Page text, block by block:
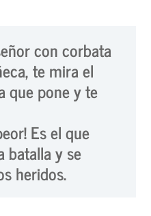
con corbata
te mira el
que pone y te
Es el que
batalla y se
heridos.